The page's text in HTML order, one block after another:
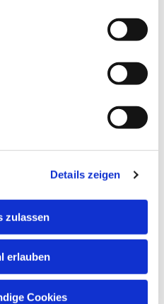
Details zeigen
zulassen
erlauben
Cookies